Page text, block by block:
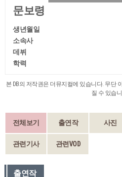
문보령
생년월일
소속사
데뷔
학력
본 DB의 저작권은 더뮤지컬에 있습니다. 무단
질 수 있습
전체보기 출연작 사진
관련기사 관련VOD
출연작